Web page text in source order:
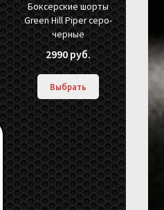
Боксерские шорты
Green Hill Piper серо-
черные
2990руб.
Выбрать